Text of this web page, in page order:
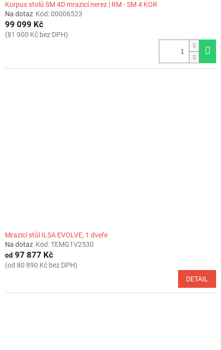
Korpus stolů SM 4D mrazicí nerez | RM - SM 4 KOR
Na dotaz Kód:00006523
99 099 Kč
(81 900 Kč bez DPH)
Mrazící stůl ILSA EVOLVE, 1 dveře
Na dotaz Kód:TEMG1V2530
od 97 877 Kč
(od 80 890 Kč bez DPH)
DETAIL